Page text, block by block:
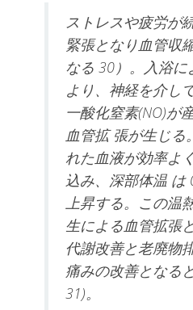
ストレスや疲労が
緊張となり血管収
なる 30）。入浴
より、神経を介し
一酸化窒素(NO)が
血管拡 張が生じる
れた血液が効率よ
込み、深部体温 は
上昇する。この温
生による血管拡張
代謝改善と老廃物
痛みの改善となる
31)。